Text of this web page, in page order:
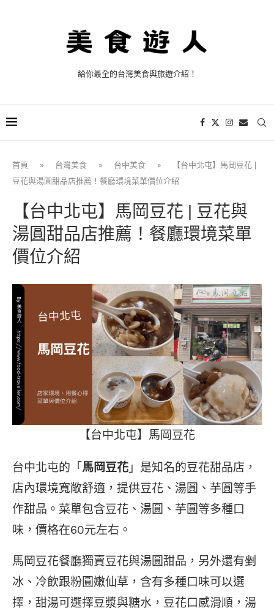
給你最全的台灣美食與旅遊介紹！
首頁 » 台灣美食 » 台中美食 »
【台中北屯】馬岡豆花 |
豆花與湯圓甜品店推薦！餐廳環境菜單價位介紹
【台中北屯】馬岡豆花 | 豆花與
湯圓甜品店推薦！餐廳環境菜單
價位介紹
【台中北屯】馬岡豆花
台中北屯的「 馬岡豆花 」是知名的豆花甜品店，
店內環境寬敞舒適，提供豆花、湯圓、芋圓等手
作甜品。菜單包含豆花、湯圓、芋圓等多種口
味，價格在60元左右。
馬岡豆花餐廳獨賣豆花與湯圓甜品，另外還有剉
冰、冷飲跟粉圓嫩仙草，含有多種口味可以選
擇，甜湯可選擇豆漿與糖水，豆花口感滑順，湯